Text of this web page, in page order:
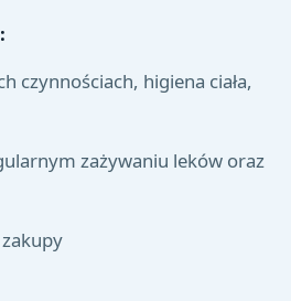
czynnościach, higiena ciała,
zażywaniu leków oraz